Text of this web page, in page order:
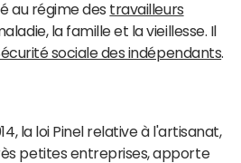
au régime des travailleurs
la famille et la vieillesse. Il
sociale des indépendants
la loi Pinel relative à l'artisanat,
petites entreprises, apporte